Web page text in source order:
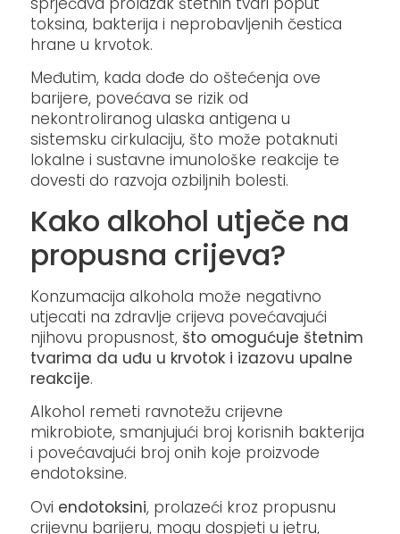
toksina, bakterija i neprobavljenih čestica
hrane u krvotok.
Međutim, kada dođe do oštećenja ove
barijere, povećava se rizik od
nekontroliranog ulaska antigena u
sistemsku cirkulaciju, što može potaknuti
lokalne i sustavne imunološke reakcije te
dovesti do razvoja ozbiljnih bolesti.
Kako alkohol utječe na
propusna crijeva?
​Konzumacija alkohola može negativno
utjecati na zdravlje crijeva povećavajući
njihovu propusnost, što omogućuje štetnim
tvarima da uđu u krvotok i izazovu upalne
reakcije.
Alkohol remeti ravnotežu crijevne
mikrobiote, smanjujući broj korisnih bakterija
i povećavajući broj onih koje proizvode
endotoksine.
Ovi endotoksini, prolazeći kroz propusnu
crijevnu barijeru, mogu dospjeti u jetru,